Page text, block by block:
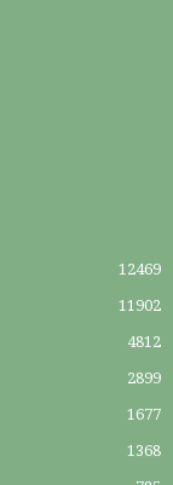
12469
11902
4812
2899
1677
1368